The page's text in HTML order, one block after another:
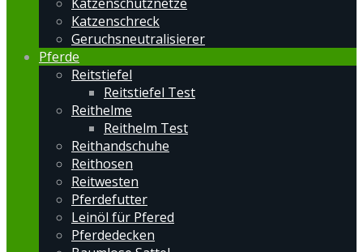
Katzenschreck
Geruchsneutralisierer
Pferde
Reitstiefel
Reitstiefel Test
Reithelme
Reithelm Test
Reithandschuhe
Reithosen
Reitwesten
Pferdefutter
Leinöl für Pfered
Pferdedecken